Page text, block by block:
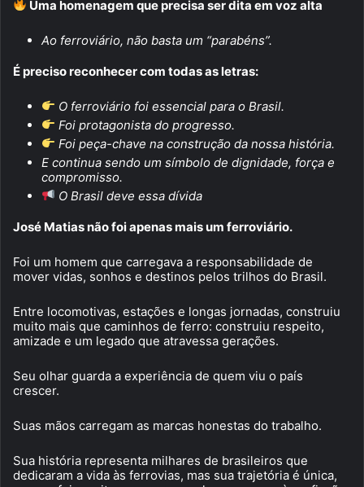
Uma homenagem que precisa ser dita em voz alta
Ao ferroviário, não basta um “parabéns”.
É preciso reconhecer com todas as letras:
O ferroviário foi essencial para o Brasil.
Foi protagonista do progresso.
Foi peça-chave na construção da nossa história.
E continua sendo um símbolo de dignidade, força e
compromisso.
O Brasil deve essa dívida
José Matias não foi apenas mais um ferroviário.
Foi um homem que carregava a responsabilidade de
mover vidas, sonhos e destinos pelos trilhos do Brasil.
Entre locomotivas, estações e longas jornadas, construiu
muito mais que caminhos de ferro: construiu respeito,
amizade e um legado que atravessa gerações.
Seu olhar guarda a experiência de quem viu o país
crescer.
Suas mãos carregam as marcas honestas do trabalho.
Sua história representa milhares de brasileiros que
dedicaram a vida às ferrovias, mas sua trajetória é única,